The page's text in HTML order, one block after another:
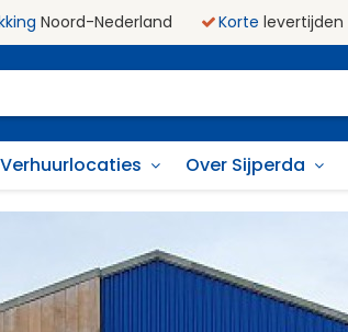
Noord-Nederland Korte levertijden
Verhuurlocaties Over Sijperda